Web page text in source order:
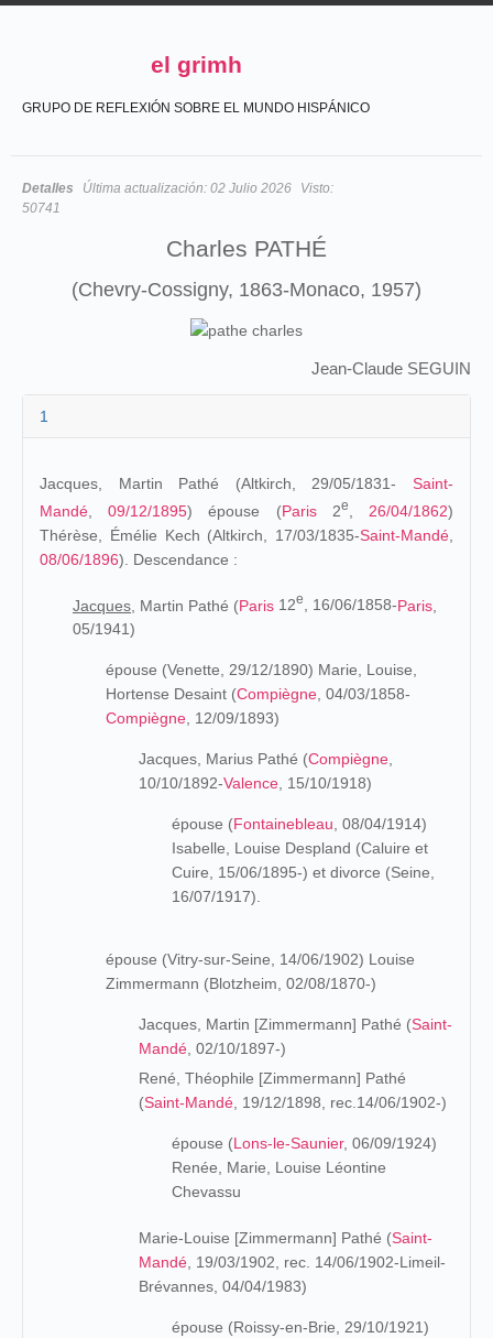
el grimh
GRUPO DE REFLEXIÓN SOBRE EL MUNDO HISPÁNICO
Detalles Última actualización: 02 Julio 2026
Visto:
50741
Charles PATHÉ
(Chevry-Cossigny, 1863-Monaco, 1957)
Jean-Claude SEGUIN
1
Jacques, Martin Pathé (Altkirch, 29/05/1831- Saint-
Mandé ,09/12/1895) épouse (Paris2e 26/04/1862)
Thérèse, Émélie Kech (Altkirch, 17/03/1835-Saint-Mandé
08/06/1896). Descendance :
Jacques, Martin Pathé (Paris 12e, 16/06/1858-Paris
05/1941)
épouse (Venette, 29/12/1890) Marie, Louise,
Hortense Desaint (Compiègne, 04/03/1858-
Compiègne, 12/09/1893)
Jacques, Marius Pathé (Compiègne,
10/10/1892-Valence, 15/10/1918)
épouse (Fontainebleau, 08/04/1914)
Isabelle, Louise Despland (Caluire et
Cuire, 15/06/1895-) et divorce (Seine,
16/07/1917).
épouse (Vitry-sur-Seine, 14/06/1902) Louise
Zimmermann (Blotzheim, 02/08/1870-)
Jacques, Martin [Zimmermann] Pathé (Saint-
Mandé, 02/10/1897-)
René, Théophile [Zimmermann] Pathé
(Saint-Mandé, 19/12/1898, rec.14/06/1902-)
épouse (Lons-le-Saunier, 06/09/1924)
Renée, Marie, Louise Léontine
Chevassu
Marie-Louise [Zimmermann] Pathé (Saint-
Mandé, 19/03/1902, rec. 14/06/1902-Limeil-
Brévannes, 04/04/1983)
épouse (Roissy-en-Brie, 29/10/1921)